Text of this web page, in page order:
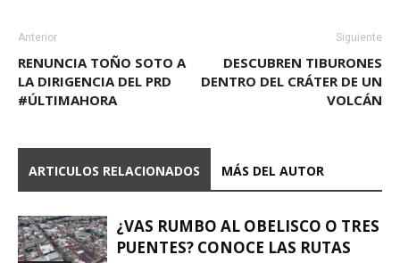
Anterior
RENUNCIA TOÑO SOTO A
LA DIRIGENCIA DEL PRD
#ÚLTIMAHORA
Siguiente
DESCUBREN TIBURONES
DENTRO DEL CRÁTER DE UN
VOLCÁN
ARTICULOS RELACIONADOS MÁS DEL AUTOR
¿VAS RUMBO AL OBELISCO O TRES
PUENTES? CONOCE LAS RUTAS